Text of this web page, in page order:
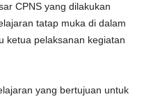
CPNS yang dilakukan
tatap muka di dalam
ketua pelaksanan kegiatan
yang bertujuan untuk